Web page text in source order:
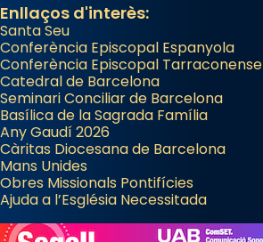
Enllaços d'interès:
Santa Seu
Conferència Episcopal Espanyola
Conferència Episcopal Tarraconense
Catedral de Barcelona
Seminari Conciliar de Barcelona
Basílica de la Sagrada Família
Any Gaudí 2026
Càritas Diocesana de Barcelona
Mans Unides
Obres Missionals Pontifícies
Ajuda a l’Església Necessitada